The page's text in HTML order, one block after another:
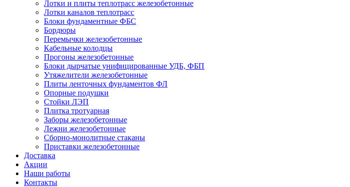
Лотки и плиты теплотрасс железобетонные
Лотки каналов теплотрасс
Блоки фундаментные ФБС
Бордюры
Перемычки железобетонные
Кабельные колодцы
Прогоны железобетонные
Блоки дырчатые унифицированные УДБ, ФБП
Утяжелители железобетонные
Плиты ленточных фундаментов ФЛ
Опорные подушки
Стойки ЛЭП
Плитка тротуарная
Заборы железобетонные
Лежни железобетонные
Сборно-монолитные стаканы
Приставки железобетонные
Доставка
Акции
Наши работы
Контакты